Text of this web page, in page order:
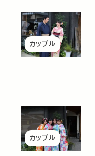
カップル
カップル